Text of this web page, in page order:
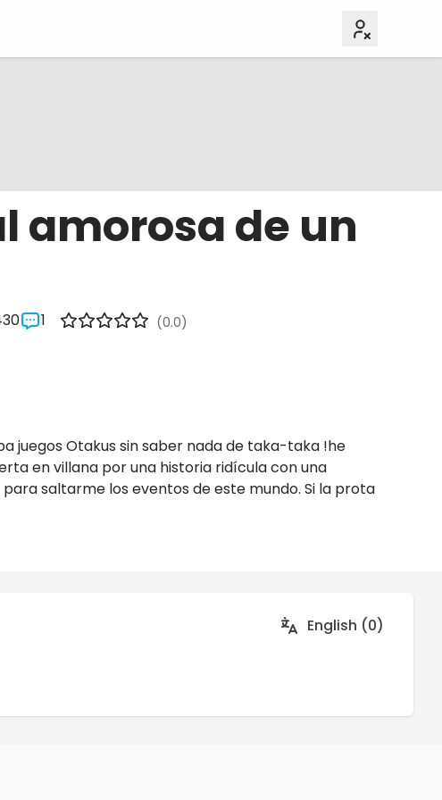
amorosa de un
1 (0.0)
juegos Otakus sin saber nada de taka-taka !he
en villana por una historia ridícula con una
saltarme los eventos de este mundo. Si la prota
English (0)